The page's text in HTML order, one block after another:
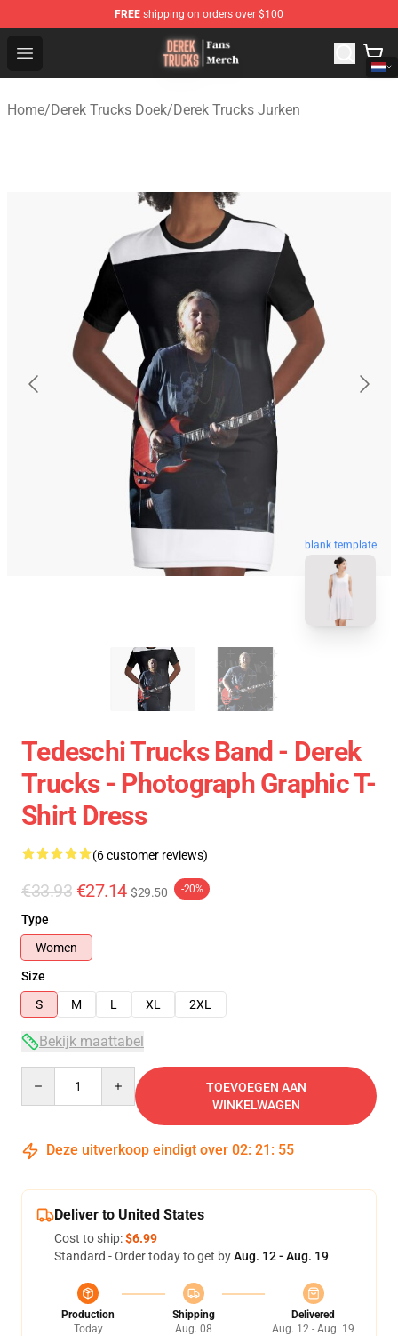
FREE shipping on orders over $100
Open menu
Derek Trucks Store - Official Derek Trucks Merchandise
Home/Derek Trucks Doek/Derek Trucks Jurken
blank template
Tedeschi Trucks Band - Derek
Trucks - Photograph Graphic T-
Shirt Dress
(6 customer reviews)
€33.93 €27.14 $29.50 -20%
Type
Women
Size
S
M L XL 2XL
Bekijk maattabel
TOEVOEGEN AAN
WINKELWAGEN
Deze uitverkoop eindigt over 02: 21 : 54
Deliver to United States
Cost to ship:$6.99
Standard - Order today to get byAug. 12 - Aug. 19
Production
Today
Shipping
Aug. 08
Delivered
Aug. 12 - Aug. 19